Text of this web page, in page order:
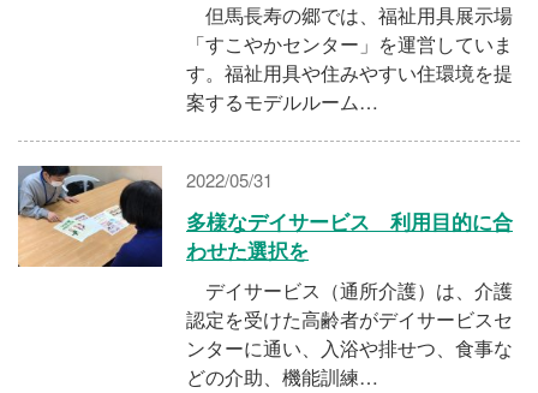
但馬長寿の郷では、福祉用具展示場
「すこやかセンター」を運営していま
す。福祉用具や住みやすい住環境を提
案するモデルルーム…
2022/05/31
多様なデイサービス 利用目的に合
わせた選択を
デイサービス（通所介護）は、介護
認定を受けた高齢者がデイサービスセ
ンターに通い、入浴や排せつ、食事な
どの介助、機能訓練…